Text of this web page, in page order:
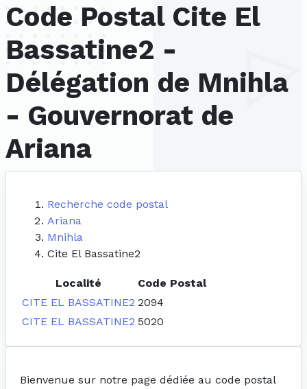
Code Postal Cite El
Bassatine2 -
Délégation de Mnihla
- Gouvernorat de
Ariana
Recherche code postal
Ariana
Mnihla
Cite El Bassatine2
Localité
Code Postal
CITE EL BASSATINE2 2094
CITE EL BASSATINE2 5020
Bienvenue sur notre page dédiée au code postal